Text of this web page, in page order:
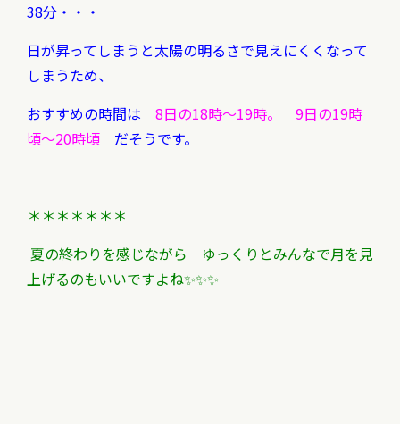
38分・・・
日が昇ってしまうと太陽の明るさで見えにくくなって
しまうため、
おすすめの時間は 8日の18時～19時。 9日の19時
頃～20時頃 だそうです。
＊＊＊＊＊＊＊
夏の終わりを感じながら ゆっくりとみんなで月を見
上げるのもいいですよね✨✨✨